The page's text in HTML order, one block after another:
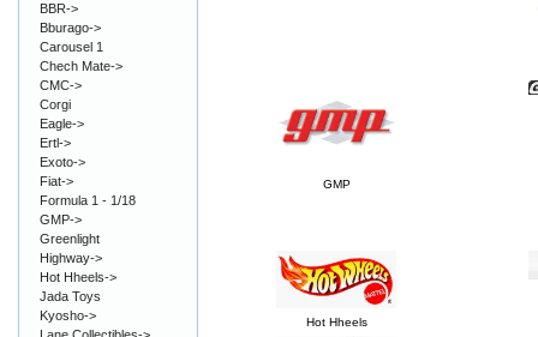
GMP
Hot Hheels
BBR->
Bburago->
Carousel 1
Chech Mate->
CMC->
Corgi
Eagle->
Ertl->
Exoto->
Fiat->
Formula 1 - 1/18
GMP->
Greenlight
Highway->
Hot Hheels->
Jada Toys
Kyosho->